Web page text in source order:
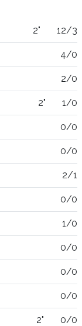
2" 12/3
4/0
2/0
2" 1/0
0/0
0/0
2/1
0/0
1/0
0/0
0/0
0/0
2" 0/0